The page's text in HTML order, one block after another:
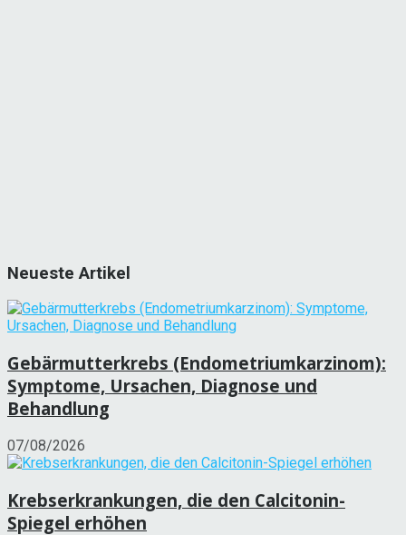
Neueste Artikel
Gebärmutterkrebs (Endometriumkarzinom):
Symptome, Ursachen, Diagnose und
Behandlung
07/08/2026
Krebserkrankungen, die den Calcitonin-
Spiegel erhöhen